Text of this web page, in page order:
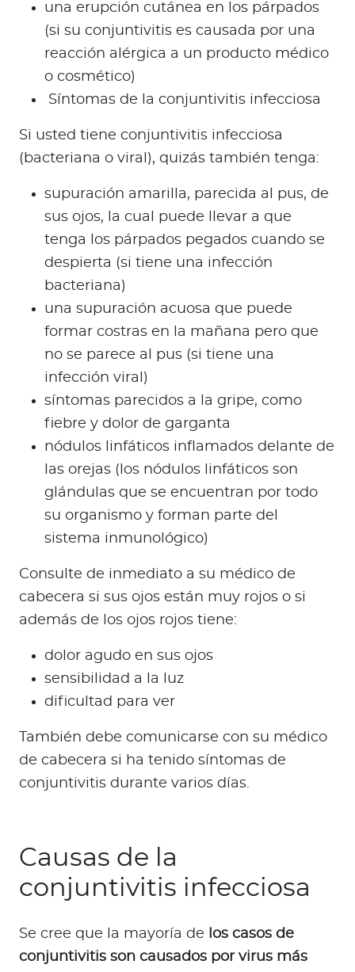
una erupción cutánea en los párpados
(si su conjuntivitis es causada por una
reacción alérgica a un producto médico
o cosmético)
Síntomas de la conjuntivitis infecciosa
Si usted tiene conjuntivitis infecciosa
(bacteriana o viral), quizás también tenga:
supuración amarilla, parecida al pus, de
sus ojos, la cual puede llevar a que
tenga los párpados pegados cuando se
despierta (si tiene una infección
bacteriana)
una supuración acuosa que puede
formar costras en la mañana pero que
no se parece al pus (si tiene una
infección viral)
síntomas parecidos a la gripe, como
fiebre y dolor de garganta
nódulos linfáticos inflamados delante de
las orejas (los nódulos linfáticos son
glándulas que se encuentran por todo
su organismo y forman parte del
sistema inmunológico)
Consulte de inmediato a su médico de
cabecera si sus ojos están muy rojos o si
además de los ojos rojos tiene:
dolor agudo en sus ojos
sensibilidad a la luz
dificultad para ver
También debe comunicarse con su médico
de cabecera si ha tenido síntomas de
conjuntivitis durante varios días.
Causas de la
conjuntivitis infecciosa
Se cree que la mayoría de los casos de
conjuntivitis son causados por virus más